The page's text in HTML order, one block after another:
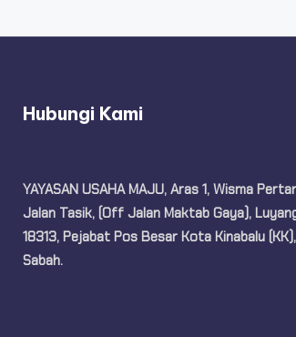
Hubungi Kami
YAYASAN USAHA MAJU, Aras 1, Wisma
Jalan Tasik, (Off Jalan Maktab Gaya),
18313, Pejabat Pos Besar Kota Kinabalu
Sabah.